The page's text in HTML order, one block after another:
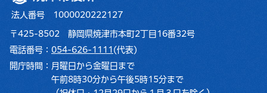
法人番号 1000020222127
〒425-8502 静岡県焼津市本町2丁目16番32号
電話番号： 054-626-1111 (代表)
開庁時間： 月曜日から金曜日まで
午前8時30分から午後5時15分まで